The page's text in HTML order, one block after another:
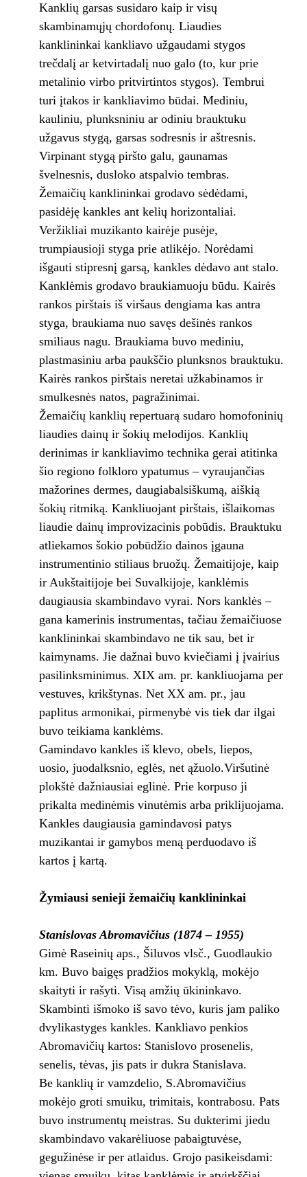
Kanklių garsas susidaro kaip ir visų
skambinamųjų chordofonų. Liaudies
kanklininkai kankliavo užgaudami stygos
trečdalį ar ketvirtadalį nuo galo (to, kur prie
metalinio virbo pritvirtintos stygos). Tembrui
turi įtakos ir kankliavimo būdai. Mediniu,
kauliniu, plunksniniu ar odiniu brauktuku
užgavus stygą, garsas sodresnis ir aštresnis.
Virpinant stygą piršto galu, gaunamas
švelnesnis, dusloko atspalvio tembras.
Žemaičių kanklininkai grodavo sėdėdami,
pasidėję kankles ant kelių horizontaliai.
Veržikliai muzikanto kairėje pusėje,
trumpiausioji styga prie atlikėjo. Norėdami
išgauti stipresnį garsą, kankles dėdavo ant stalo.
Kanklėmis grodavo braukiamuoju būdu. Kairės
rankos pirštais iš viršaus dengiama kas antra
styga, braukiama nuo savęs dešinės rankos
smiliaus nagu. Braukiama buvo mediniu,
plastmasiniu arba paukščio plunksnos brauktuku.
Kairės rankos pirštais neretai užkabinamos ir
smulkesnės natos, pagražinimai.
Žemaičių kanklių repertuarą sudaro homofoninių
liaudies dainų ir šokių melodijos. Kanklių
derinimas ir kankliavimo technika gerai atitinka
šio regiono folkloro ypatumus – vyraujančias
mažorines dermes, daugiabalsiškumą, aiškią
šokių ritmiką. Kankliuojant pirštais, išlaikomas
liaudie dainų improvizacinis pobūdis. Brauktuku
atliekamos šokio pobūdžio dainos įgauna
instrumentinio stiliaus bruožų. Žemaitijoje, kaip
ir Aukštaitijoje bei Suvalkijoje, kanklėmis
daugiausia skambindavo vyrai. Nors kanklės –
gana kamerinis instrumentas, tačiau žemaičiuose
kanklininkai skambindavo ne tik sau, bet ir
kaimynams. Jie dažnai buvo kviečiami į įvairius
pasilinksminimus. XIX am. pr. kankliuojama per
vestuves, krikštynas. Net XX am. pr., jau
paplitus armonikai, pirmenybė vis tiek dar ilgai
buvo teikiama kanklėms.
Gamindavo kankles iš klevo, obels, liepos,
uosio, juodalksnio, eglės, net ąžuolo.Viršutinė
plokštė dažniausiai eglinė. Prie korpuso ji
prikalta medinėmis vinutėmis arba priklijuojama.
Kankles daugiausia gamindavosi patys
muzikantai ir gamybos meną perduodavo iš
kartos į kartą.
Žymiausi senieji žemaičių kanklininkai
Stanislovas Abromavičius (1874 – 1955)
Gimė Raseinių aps., Šiluvos vlsč., Guodlaukio
km. Buvo baigęs pradžios mokyklą, mokėjo
skaityti ir rašyti. Visą amžių ūkininkavo.
Skambinti išmoko iš savo tėvo, kuris jam paliko
dvylikastyges kankles. Kankliavo penkios
Abromavičių kartos: Stanislovo prosenelis,
senelis, tėvas, jis pats ir dukra Stanislava.
Be kanklių ir vamzdelio, S.Abromavičius
mokėjo groti smuiku, trimitais, kontrabosu. Pats
buvo instrumentų meistras. Su dukterimi jiedu
skambindavo vakarėliuose pabaigtuvėse,
gegužinėse ir per atlaidus. Grojo pasikeisdami: